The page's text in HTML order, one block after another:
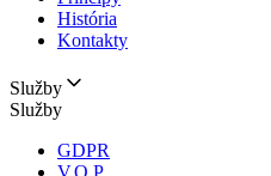
História
Kontakty
Služby
Služby
GDPR
V.O.P